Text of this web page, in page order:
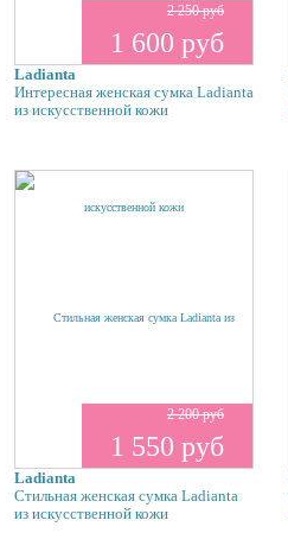
2 250 руб
1 600 руб
Ladianta
Интересная женская сумка Ladianta
из искусственной кожи
2 200 руб
1 550 руб
Ladianta
Стильная женская сумка Ladianta
из искусственной кожи